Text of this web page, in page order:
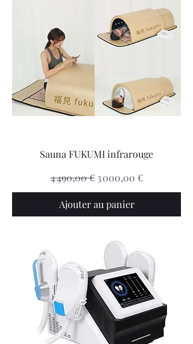
Sauna FUKUMI infrarouge
Prix original
4 490,00 € Prix promotionnel
3 000,00 €
Ajouter au panier